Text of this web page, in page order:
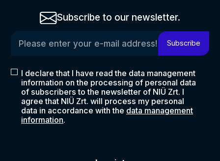
Subscribe to our newsletter.
Subscribe
I declare that I have read the data management
information on the processing of personal data
of subscribers to the newsletter of NIÜ Zrt. I
agree that NIÜ Zrt. will process my personal
data in accordance with the data management
information.